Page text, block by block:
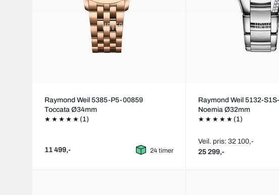
Raymond Weil 5385-P5-00859
Toccata Ø34mm
(1)
11 499,- 24 timer
Raymond Weil 5132-
Noemia Ø32mm
(1)
Veil. pris: 32 100,-
25 299,-